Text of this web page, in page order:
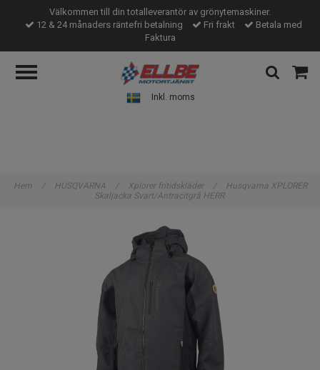
Välkommen till din totalleverantör av grönytemaskiner.
12 & 24 månaders räntefri betalning
Fri frakt
Betala med
Faktura
Inkl. moms
Hem / HUSQVARNA / Xplorer fritidskläder /
Husqvarna XPLORER
Skaljacka Svart/Antracitgrå HERR